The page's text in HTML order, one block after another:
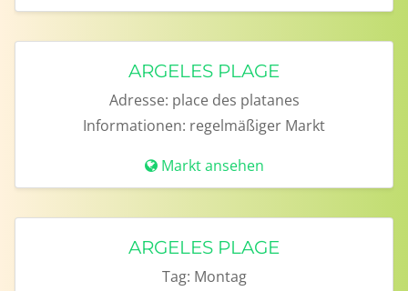
ARGELES PLAGE
Adresse: place des platanes
Informationen: regelmäßiger Markt
Markt ansehen
ARGELES PLAGE
Tag: Montag